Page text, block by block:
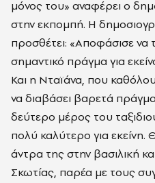
μόνος του» αναφέρει ο
στην εκπομπή. Η
προσθέτει: «Αποφάσισε να
σημαντικό πράγμα για
Και η Νταϊάνα, που
να διαβάσει βαρετά
δεύτερο μέρος του
πολύ καλύτερο για
άντρα της στην βασιλική
Σκωτίας, παρέα με τους